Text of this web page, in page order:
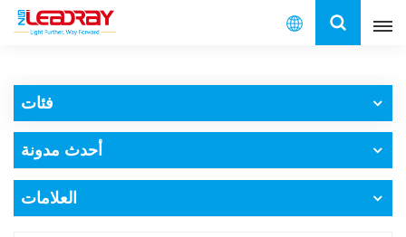
العربية
فئات
أحدث مدونة
العلامات